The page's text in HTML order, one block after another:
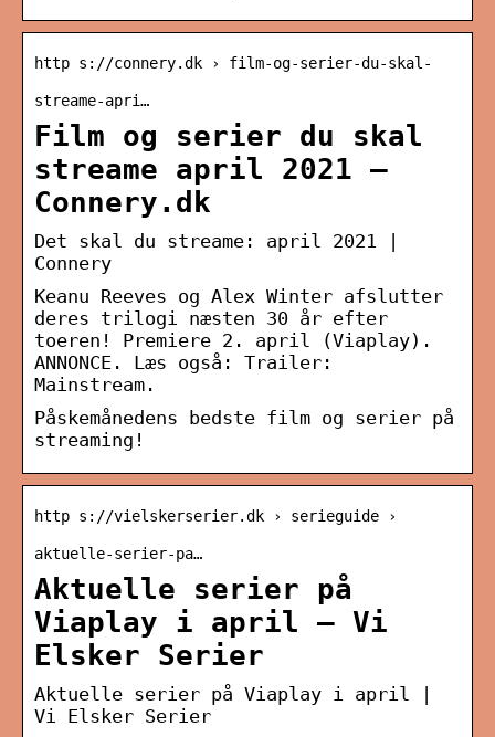
http s://connery.dk › film-og-serier-du-skal-
streame-apri…
Film og serier du skal
streame april 2021 –
Connery.dk
Det skal du streame: april 2021 |
Connery
Keanu Reeves og Alex Winter afslutter
deres trilogi næsten 30 år efter
toeren! Premiere 2. april (Viaplay).
ANNONCE. Læs også: Trailer:
Mainstream.
Påskemånedens bedste film og serier på
streaming!
http s://vielskerserier.dk › serieguide ›
aktuelle-serier-pa…
Aktuelle serier på
Viaplay i april – Vi
Elsker Serier
Aktuelle serier på Viaplay i april |
Vi Elsker Serier